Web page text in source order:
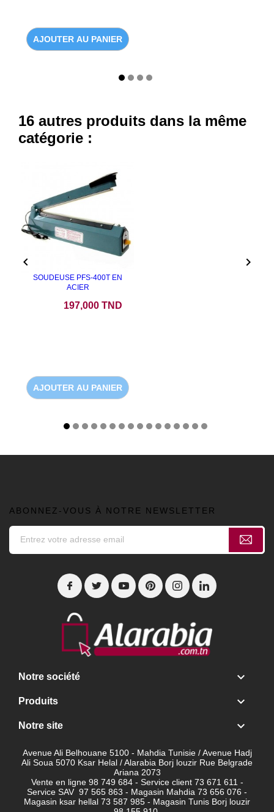
AJOUTER AU PANIER
16 autres produits dans la même
catégorie :
SOUDEUSE PFS-400T EN
ACIER
197,000 TND
AJOUTER AU PANIER
 
ABONNEZ-VOUS À NOTRE NEWSLETTER
Notre société 
Produits 
Notre site 
Avenue Ali Belhouane 5100 - Mahdia Tunisie / Avenue Hadj
Ali Soua 5070 Ksar Helal / Alarabia Borj louzir Rue Belgrade
Ariana 2073
Vente en ligne 98 749 684 - Service client 73 671 611 -
Service SAV 97 565 863 - Magasin Mahdia 73 656 076 -
Magasin ksar hellal 73 587 985 - Magasin Tunis Borj louzir